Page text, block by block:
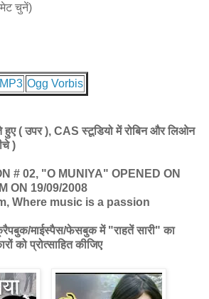
चुनें)
Ogg Vorbis
हुए ( उपर ), CAS स्टूडियो में रोबिन और लिओन
)
# 02, "O MUNIYA" OPENED ON
ON 19/09/2008
Where music is a passion
माईस्पैस/फेसबुक में "राहतें सारी" का
को प्रोत्साहित कीजिए